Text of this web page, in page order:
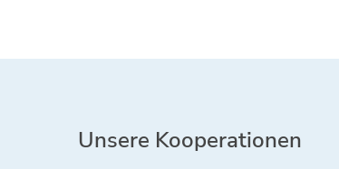
Unsere Kooperationen